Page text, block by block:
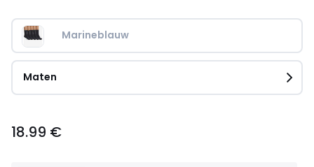
Marineblauw
Maten
€.
18.99 €